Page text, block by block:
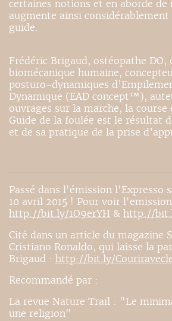
certaines notions et en aborde de
augmente ainsi considérablement
guide.
Frédéric Brigaud, ostéopathe
biomécanique humaine,
posturo-dynamiques
Dynamique (EAD concept™),
ouvrages sur la marche, la course
Guide de la foulée est le résultat
et de sa pratique de la prise
Passé dans l'émission l'Expresso
10 avril 2015 ! Pour voir
http://bit.ly/1O9erYH & http://
Cité dans un article du magazine
Cristiano Ronaldo, qui laisse la
Brigaud : http://bit.ly/
Recommandé par :
La revue Nature Trail : "Le
une religion"